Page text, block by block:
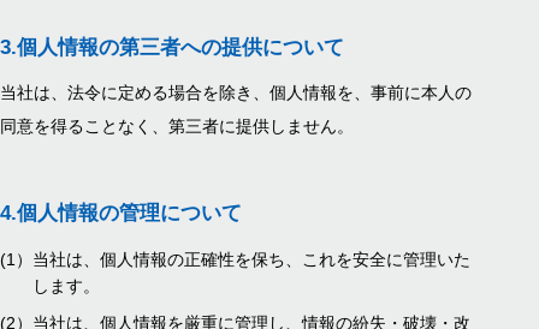
3.個人情報の第三者への提供について
当社は、法令に定める場合を除き、個人情報を、事前に本人の
同意を得ることなく、第三者に提供しません。
4.個人情報の管理について
(1） 当社は、個人情報の正確性を保ち、これを安全に管理いた
します。
(2） 当社は、個人情報を厳重に管理し、情報の紛失・破壊・改